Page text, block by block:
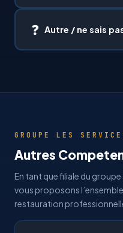
❓ Autre / ne sais
GROUPE LES
Autres
En tant que filiale du
vous proposons
restauration